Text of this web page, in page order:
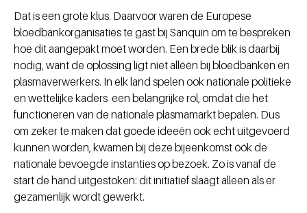
Dat is een grote klus. Daarvoor waren de Europese
bloedbankorganisaties te gast bij Sanquin om te bespreken
hoe dit aangepakt moet worden. Een brede blik is daarbij
nodig, want de oplossing ligt niet alléén bij bloedbanken en
plasmaverwerkers. In elk land spelen ook nationale politieke
en wettelijke kaders een belangrijke rol, omdat die het
functioneren van de nationale plasmamarkt bepalen. Dus
om zeker te maken dat goede ideeën ook echt uitgevoerd
kunnen worden, kwamen bij deze bijeenkomst óók de
nationale bevoegde instanties op bezoek. Zo is vanaf de
start de hand uitgestoken: dit initiatief slaagt alleen als er
gezamenlijk wordt gewerkt.